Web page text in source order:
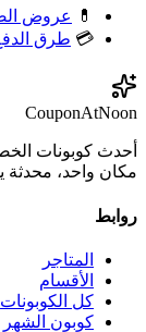
💊
عروض
💳 طرق
CouponAtNoon
أحدث كوبونات
مكان واحد، محدثة
روابط
المتاجر
الأقسام
كل الكوبونات
كوبون الشهر